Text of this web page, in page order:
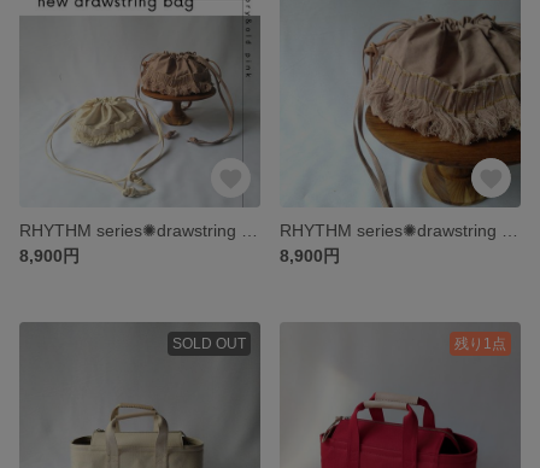
8,900円
8,900円
SOLD OUT 残り1点